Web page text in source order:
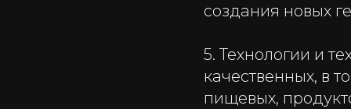
создания новых
5. Технологии и
качественных, в
пищевых,